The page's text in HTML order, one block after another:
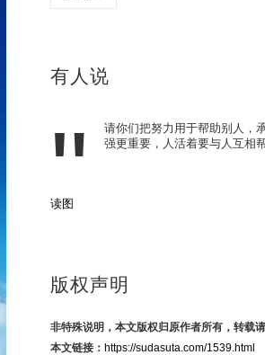
有人说
请你们把努力用于帮助别人，
强更重要，人活着要与人互相帮
读图
版权声明
非特殊说明，本文版权归原作者所有，转载
本文链接： https://sudasuta.com/1539.html